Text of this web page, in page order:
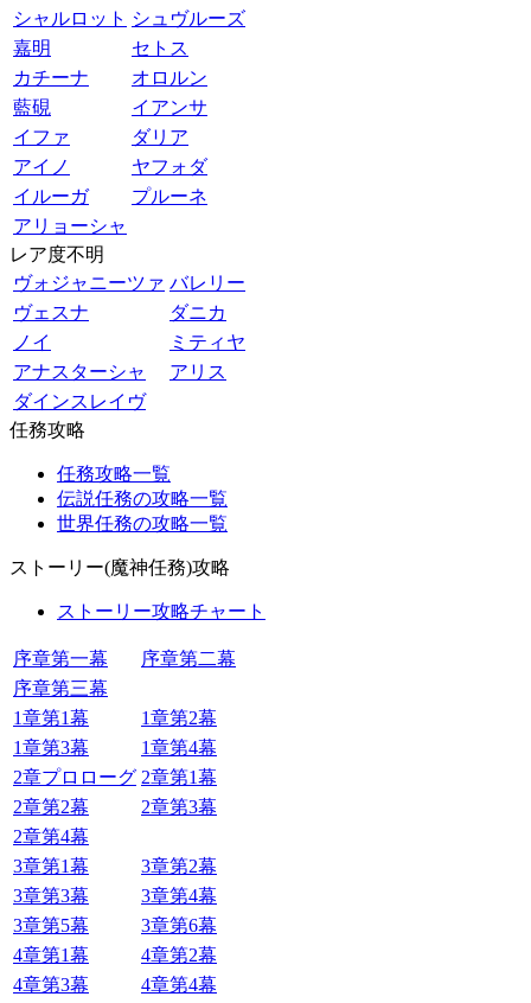
シャルロット シュヴルーズ
嘉明
セトス
カチーナ
オロルン
藍硯
イアンサ
イファ
ダリア
アイノ
ヤフォダ
イルーガ
プルーネ
アリョーシャ
レア度不明
ヴォジャニーツァ バレリー
ヴェスナ
ダニカ
ノイ
ミティヤ
アナスターシャ
アリス
ダインスレイヴ
任務攻略
任務攻略一覧
伝説任務の攻略一覧
世界任務の攻略一覧
ストーリー(魔神任務)攻略
ストーリー攻略チャート
序章第一幕
序章第二幕
序章第三幕
1章第1幕
1章第2幕
1章第3幕
1章第4幕
2章プロローグ 2章第1幕
2章第2幕
2章第3幕
2章第4幕
3章第1幕
3章第2幕
3章第3幕
3章第4幕
3章第5幕
3章第6幕
4章第1幕
4章第2幕
4章第3幕
4章第4幕